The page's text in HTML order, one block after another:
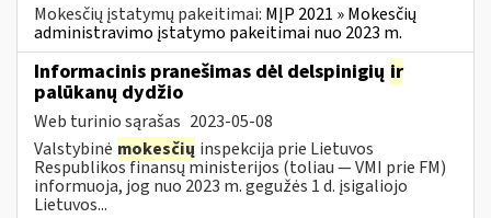
Mokesčių įstatymų pakeitimai: MĮP 2021 » Mokesčių
administravimo įstatymo pakeitimai nuo 2023 m.
Informacinis pranešimas dėl delspinigių ir
palūkanų dydžio
Web turinio sąrašas 2023-05-08
Valstybinė mokesčių inspekcija prie Lietuvos
Respublikos finansų ministerijos (toliau — VMI prie FM)
informuoja, jog nuo 2023 m. gegužės 1 d. įsigaliojo
Lietuvos...